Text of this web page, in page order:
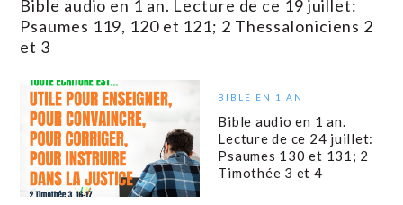
Bible audio en 1 an. Lecture de ce 19 juillet:
Psaumes 119, 120 et 121; 2 Thessaloniciens 2
et 3
BIBLE EN 1 AN
Bible audio en 1 an.
Lecture de ce 24 juillet:
Psaumes 130 et 131; 2
Timothée 3 et 4